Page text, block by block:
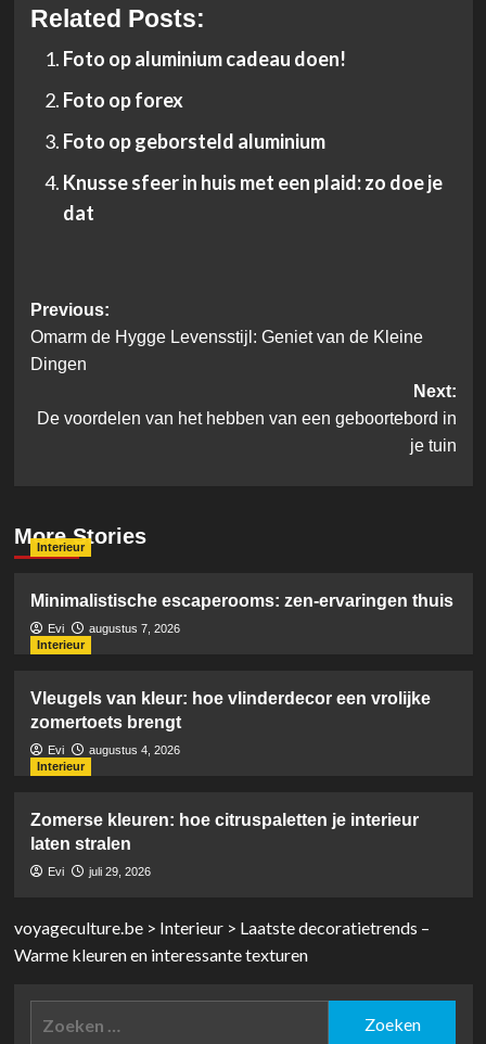
Related Posts:
Foto op aluminium cadeau doen!
Foto op forex
Foto op geborsteld aluminium
Knusse sfeer in huis met een plaid: zo doe je
dat
Post
navigation
Previous:
Omarm de Hygge Levensstijl: Geniet van de Kleine
Dingen
Next:
De voordelen van het hebben van een geboortebord in
je tuin
More Stories
Interieur
Minimalistische escaperooms: zen-ervaringen thuis
Evi
augustus 7, 2026
Interieur
Vleugels van kleur: hoe vlinderdecor een vrolijke
zomertoets brengt
Evi
augustus 4, 2026
Interieur
Zomerse kleuren: hoe citruspaletten je interieur
laten stralen
Evi juli 29, 2026
voyageculture.be> Interieur> Laatste decoratietrends –
Warme kleuren en interessante texturen